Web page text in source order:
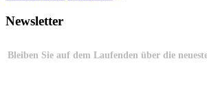
Newsletter